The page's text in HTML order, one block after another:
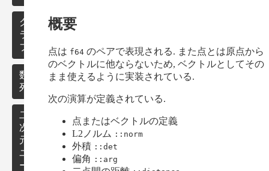
モ
ノ
イ
ド
群・
環・
体
数・
行列
グ
ラ
フ
最
短
路
無
向
グ
ラ
数
列
累
積
和
区
二
次
元
ユ
ー
概要
点は f64 のペアで表現される. また点とは原点から
のベクトルに他ならないため, ベクトルとしてその
まま使えるように実装されている.
次の演算が定義されている.
点またはベクトルの定義
L2ノルム ::norm
外積 ::det
偏角 ::arg